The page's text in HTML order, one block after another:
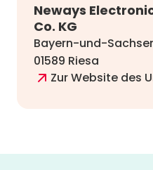
Neways
Co. KG
Bayern-und-
01589 Riesa
Zur Website des